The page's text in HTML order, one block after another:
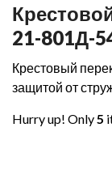
21-801Д-
Крестовый
защитой от
Hurry up! Only 5